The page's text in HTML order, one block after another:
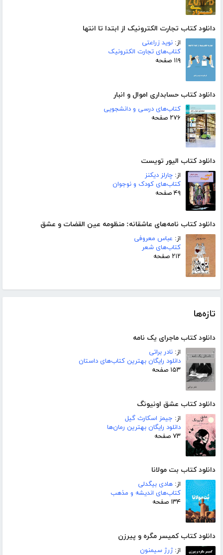
دانلود کتاب تجارت الکترونیک از ابتدا تا انتها
از: نوید زراعتی
کتاب‌های تجارت الکترونیک
۱۱۹ صفحه
دانلود کتاب حسابداری اموال و انبار
کتاب‌های درسی و دانشجویی
۲۷۶ صفحه
دانلود کتاب الیور تویست
از: چارلز دیکنز
کتاب‌های کودک و نوجوان
۴۹ صفحه
دانلود کتاب نامه‌های عاشقانه: منظومه عین القضات و عشق
از: عباس معروفی
کتاب‌های شعر
۲۱۲ صفحه
تازه‌ها
دانلود کتاب ماجرای یک نامه
از: نادر براتی
دانلود رایگان بهترین کتاب‌های داستان
۱۵۳ صفحه
دانلود کتاب عشق اونیونگ
از: جیمز اسکارث گیل
دانلود رایگان بهترین رمان‌ها
۷۳ صفحه
دانلود کتاب بت مولانا
از: هادی بیگدلی
کتاب‌های اندیشه و مذهب
۱۳۴ صفحه
دانلود کتاب کمیسر مگره و پیرزن
از:ژرژ سیمنون